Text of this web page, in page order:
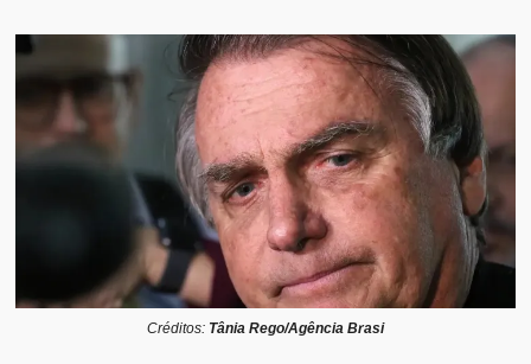
Créditos: Tânia Rego/Agência Brasi